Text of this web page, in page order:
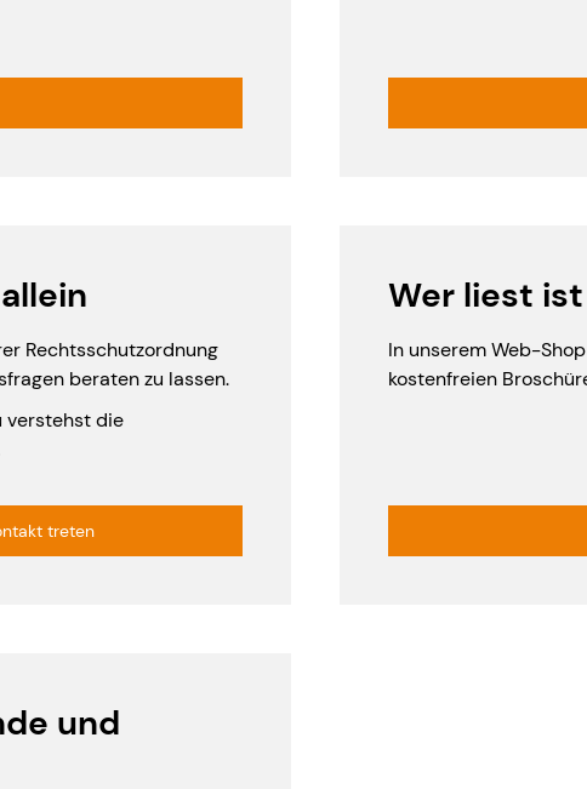
Rechtsschutzordnung
beraten zu lassen.
verstehst die
treten
Wer liest
In unserem Web-
kostenfreien
und